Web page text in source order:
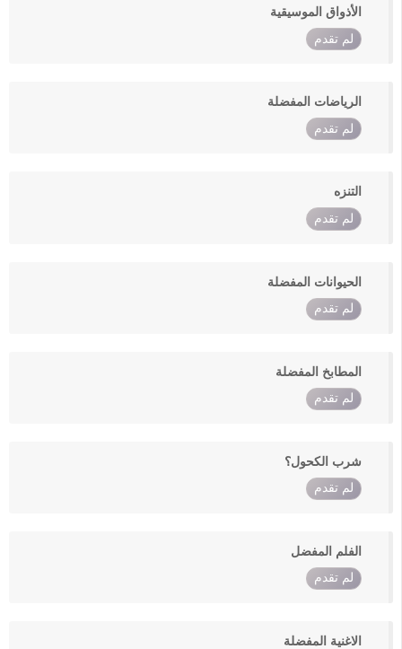
الأذواق الموسيقية
لم تقدم
الرياضات المفضلة
لم تقدم
التنزه
لم تقدم
الحيوانات المفضلة
لم تقدم
المطابخ المفضلة
لم تقدم
شرب الكحول؟
لم تقدم
الفلم المفضل
لم تقدم
الاغنية المفضلة